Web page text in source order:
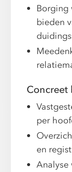
Borging
bieden
Concreet
per
en
Analyse